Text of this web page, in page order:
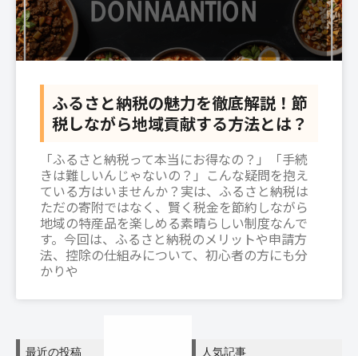
ふるさと納税の魅力を徹底解説！節
税しながら地域貢献する方法とは？
「ふるさと納税って本当にお得なの？」「手続
きは難しいんじゃないの？」こんな疑問を抱え
ている方はいませんか？実は、ふるさと納税は
ただの寄附ではなく、賢く税金を節約しながら
地域の特産品を楽しめる素晴らしい制度なんで
す。今回は、ふるさと納税のメリットや申請方
法、控除の仕組みについて、初心者の方にも分
かりや
最近の投稿 人気記事